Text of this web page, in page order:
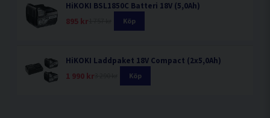
HiKOKI BSL1850C Batteri 18V (5,0Ah)
895 kr Köp
HiKOKI Laddpaket 18V Compact (2x5,0Ah)
1 990 kr Köp